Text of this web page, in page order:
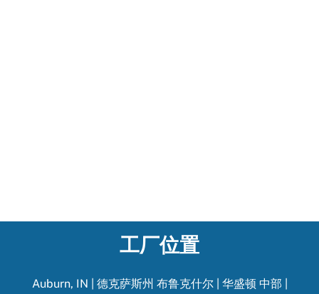
工厂位置
Auburn, IN 德克萨斯州 布鲁克什尔| 华盛顿 中部